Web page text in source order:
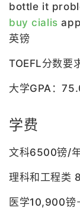
bottle it
buy cialis
英镑
TOEFL分数要
大学GPA：
学费
文科6500镑/
理科和工程类
医学10,900镑